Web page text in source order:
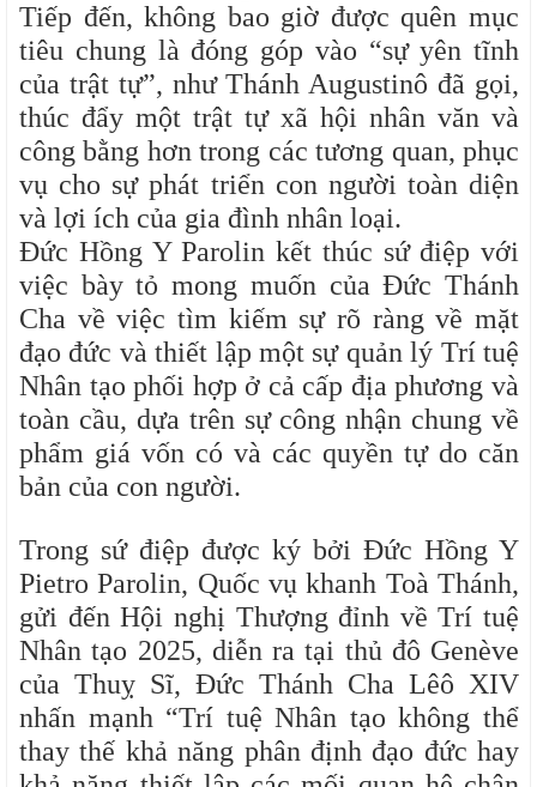
Tiếp đến, không bao giờ được quên mục
tiêu chung là đóng góp vào “sự yên tĩnh
của trật tự”, như Thánh Augustinô đã gọi,
thúc đẩy một trật tự xã hội nhân văn và
công bằng hơn trong các tương quan, phục
vụ cho sự phát triển con người toàn diện
và lợi ích của gia đình nhân loại.
Đức Hồng Y Parolin kết thúc sứ điệp với
việc bày tỏ mong muốn của Đức Thánh
Cha về việc tìm kiếm sự rõ ràng về mặt
đạo đức và thiết lập một sự quản lý Trí tuệ
Nhân tạo phối hợp ở cả cấp địa phương và
toàn cầu, dựa trên sự công nhận chung về
phẩm giá vốn có và các quyền tự do căn
bản của con người.
Trong sứ điệp được ký bởi Đức Hồng Y
Pietro Parolin, Quốc vụ khanh Toà Thánh,
gửi đến Hội nghị Thượng đỉnh về Trí tuệ
Nhân tạo 2025, diễn ra tại thủ đô Genève
của Thuỵ Sĩ, Đức Thánh Cha Lêô XIV
nhấn mạnh “Trí tuệ Nhân tạo không thể
thay thế khả năng phân định đạo đức hay